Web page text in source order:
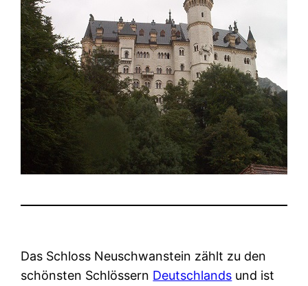
Das Schloss Neuschwanstein zählt zu den
schönsten Schlössern Deutschlands und ist